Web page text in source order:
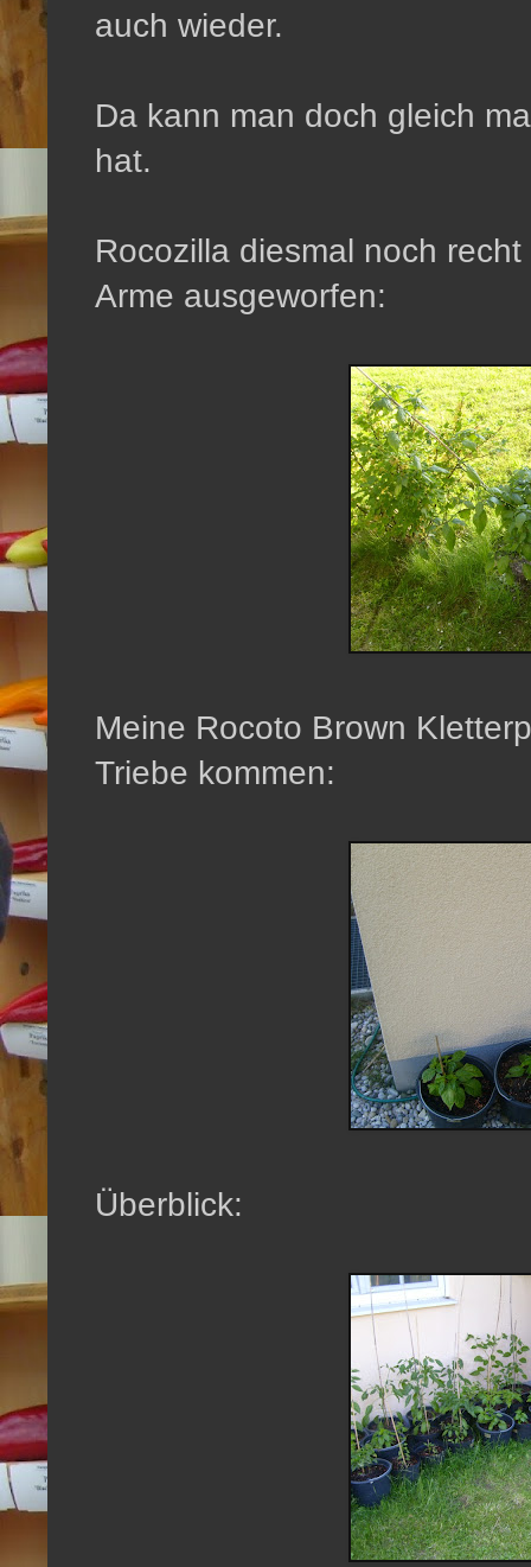
auch wieder.
Da kann man doch gleich
hat.
Rocozilla diesmal noch
Arme ausgeworfen:
Meine Rocoto Brown
Triebe kommen:
Überblick: